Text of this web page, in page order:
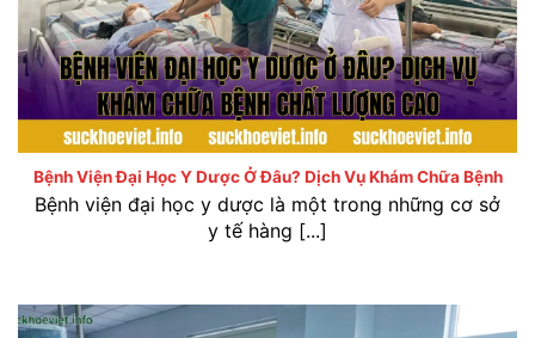
Bệnh viện Đại học Y Dược ở đâu? Dịch vụ khám chữa
bệnh chất lượng cao
Bệnh Viện Đại Học Y Dược Ở Đâu? Dịch Vụ Khám Chữa Bệnh
Bệnh viện đại học y dược là một trong những cơ sở
y tế hàng [...]